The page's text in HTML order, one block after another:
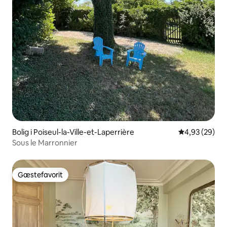
Bolig i Poiseul-la-Ville-et-Laperrière 4,93 ud af 5 i
4,93 (29)
Sous le Marronnier
Gæstefavorit
Gæstefavorit